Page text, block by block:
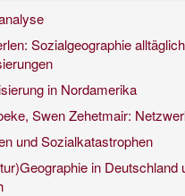
Sozialgeographie
in Nordamerika
Swen Zehetmair:
und Sozialkatastrophen
in Deutschland